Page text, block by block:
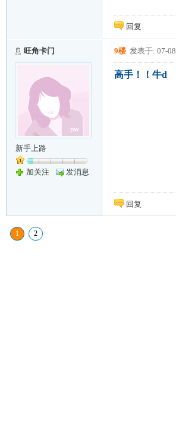
回复
旺角卡门
新手上路
加关注 发消息
9楼 发表于: 07-08
高手！！牛d
回复
1 2